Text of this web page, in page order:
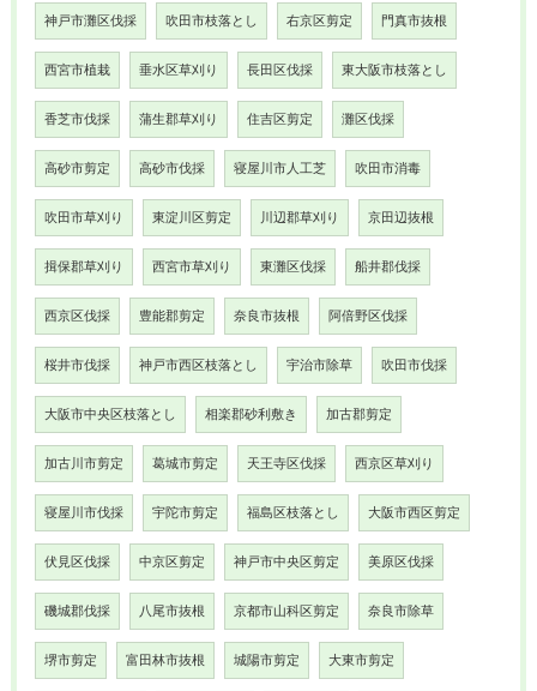
神戸市灘区伐採 吹田市枝落とし 右京区剪定 門真市抜根
西宮市植栽 垂水区草刈り 長田区伐採 東大阪市枝落とし
香芝市伐採 蒲生郡草刈り 住吉区剪定 灘区伐採
高砂市剪定 高砂市伐採 寝屋川市人工芝 吹田市消毒
吹田市草刈り 東淀川区剪定 川辺郡草刈り 京田辺抜根
揖保郡草刈り 西宮市草刈り 東灘区伐採 船井郡伐採
西京区伐採 豊能郡剪定 奈良市抜根 阿倍野区伐採
桜井市伐採 神戸市西区枝落とし 宇治市除草 吹田市伐採
大阪市中央区枝落とし 相楽郡砂利敷き 加古郡剪定
加古川市剪定 葛城市剪定 天王寺区伐採 西京区草刈り
寝屋川市伐採 宇陀市剪定 福島区枝落とし 大阪市西区剪定
伏見区伐採 中京区剪定 神戸市中央区剪定 美原区伐採
磯城郡伐採 八尾市抜根 京都市山科区剪定 奈良市除草
堺市剪定 富田林市抜根 城陽市剪定 大東市剪定